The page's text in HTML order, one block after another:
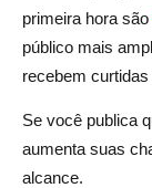
primeira hora são
público mais
recebem
Se você publica
aumenta suas
alcance.